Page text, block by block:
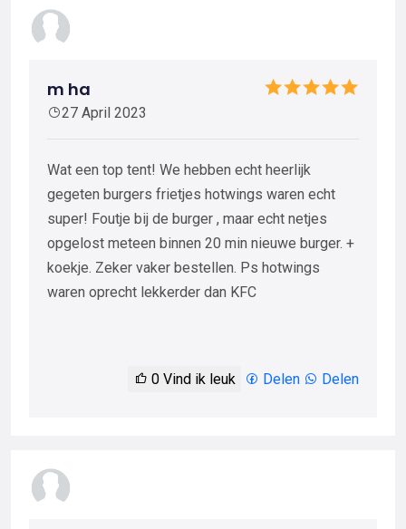
m ha
27 April 2023
Wat een top tent! We hebben echt heerlijk
gegeten burgers frietjes hotwings waren echt
super! Foutje bij de burger , maar echt netjes
opgelost meteen binnen 20 min nieuwe burger. +
koekje. Zeker vaker bestellen. Ps hotwings
waren oprecht lekkerder dan KFC
0 Vind ik leuk Delen Delen